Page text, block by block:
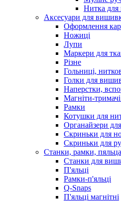
Нитка
Аксесуари для
Оформлення
Ножиці
Лупи
Маркери для
Різне
Гольниці,
Голки для
Наперстки,
Магніти-
Рамки
Котушки для
Органайзери
Скриньки для
Скриньки для
Станки, рамки, пяльца
Станки для
П'яльці
Рамки-п'яльці
Q-Snaps
П'яльці магнітні